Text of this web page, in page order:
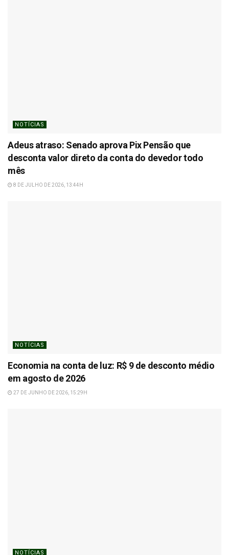
NOTÍCIAS
Adeus atraso: Senado aprova Pix Pensão que
desconta valor direto da conta do devedor todo
mês
8 DE JULHO DE 2026, 13:44H
NOTÍCIAS
Economia na conta de luz: R$ 9 de desconto médio
em agosto de 2026
27 DE JUNHO DE 2026, 15:29H
NOTÍCIAS